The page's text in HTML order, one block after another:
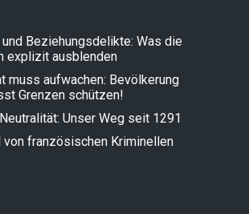
und Beziehungsdelikte: Was die
explizit ausblenden
muss aufwachen: Bevölkerung
Grenzen schützen!
Unser Weg seit 1291
französischen Kriminellen